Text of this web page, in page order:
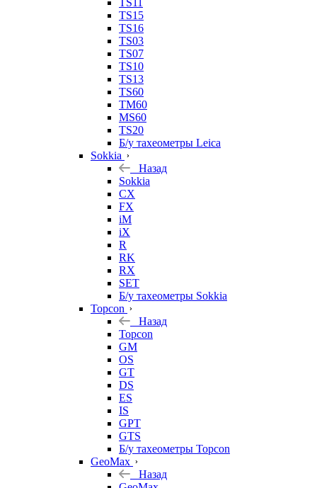
TS11
TS15
TS16
TS03
TS07
TS10
TS13
TS60
TM60
MS60
TS20
Б/у тахеометры Leica
Sokkia
Назад
Sokkia
CX
FX
iM
iX
R
RK
RX
SET
Б/у тахеометры Sokkia
Topcon
Назад
Topcon
GM
OS
GT
DS
ES
IS
GPT
GTS
Б/у тахеометры Topcon
GeoMax
Назад